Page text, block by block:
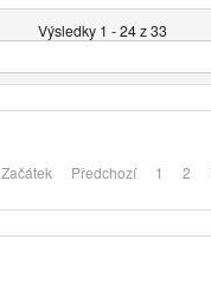
Výsledky 1 - 24 z 33
Začátek
Předchozí 1 2